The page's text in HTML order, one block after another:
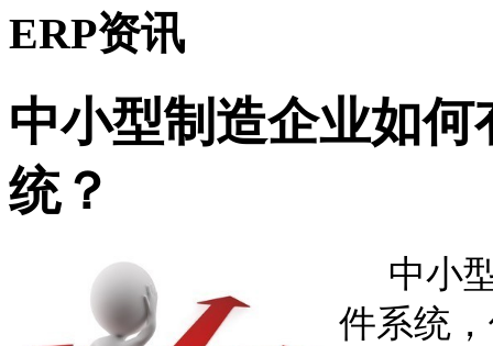
ERP资讯
中小型制造企业如
统？
中小
件系统